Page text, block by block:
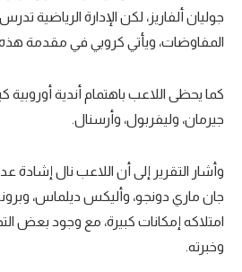
جوليان ألفاريز، لكن الإدارة الرياضية
المفاوضات، ويأتي كروبي في مقدمة هذه
كما يحظى اللاعب باهتمام أندية أوروبية
جيرمان، وليفربول، وأرسنال.
وأشار التقرير إلى أن اللاعب نال إشادة
جان ماري دونجو، وأليكس ديلماس، وبرونو
امتلاكه إمكانات كبيرة، مع وجود
وخبرته.